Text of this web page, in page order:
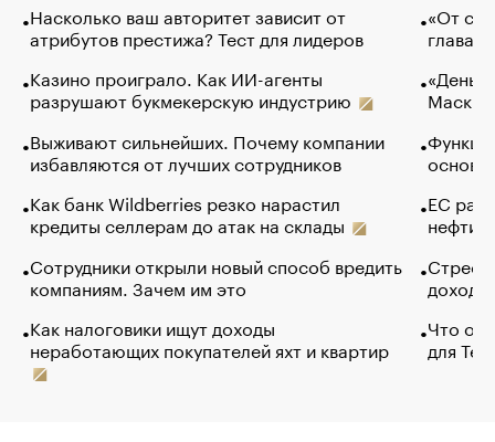
Насколько ваш авторитет зависит от
атрибутов престижа? Тест для лидеров
Казино проиграло. Как ИИ-агенты
разрушают букмекерскую индустрию
Выживают сильнейших. Почему компании
избавляются от лучших сотрудников
Как банк Wildberries резко нарастил
кредиты селлерам до атак на склады
Сотрудники открыли новый способ вредить
компаниям. Зачем им это
Как налоговики ищут доходы
неработающих покупателей яхт и квартир
«От
глава
Маск в
основ
ЕС
нефти
Что
для